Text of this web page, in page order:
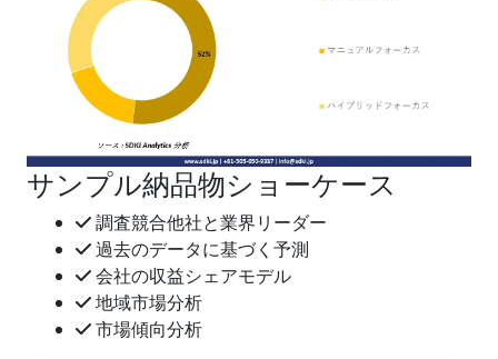
サンプル納品物ショーケース
調査競合他社と業界リーダー
過去のデータに基づく予測
会社の収益シェアモデル
地域市場分析
市場傾向分析